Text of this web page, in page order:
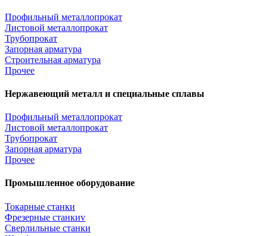
Профильный металлопрокат
Листовой металлопрокат
Трубопрокат
Запорная арматура
Строительная арматура
Прочее
Нержавеющий металл и специальные сплавы
Профильный металлопрокат
Листовой металлопрокат
Трубопрокат
Запорная арматура
Прочее
Промышленное оборудование
Токарные станки
Фрезерные станкиv
Сверлильные станки